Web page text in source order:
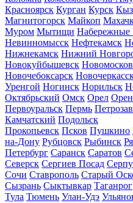
Красноярск Курган Курск
Магнитогорск Майкоп
Муром Мытищи Набережные
Невинномысск Нефтекамск
Нижнекамск Нижний
Новокуйбышевск
Новочебоксарск
Уренгой Ногинск Норильск
Октябрьский Омск Орел
Первоуральск Пермь
Камчатский Подольск
Прокопьевск Псков Пушкино
на-Дону Рубцовск Рыбинск
Петербург Саранск Саратов
Северск Сергиев Посад
Сочи Ставрополь Старый
Сызрань Сыктывкар Таганрог
Тула Тюмень Улан-Удэ